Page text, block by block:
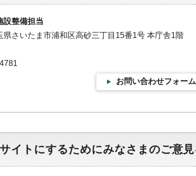
設整備担当
県さいたま市浦和区高砂三丁目15番1号 本庁舎1階
お問い合わせフォーム
イトにするためにみなさまのご意